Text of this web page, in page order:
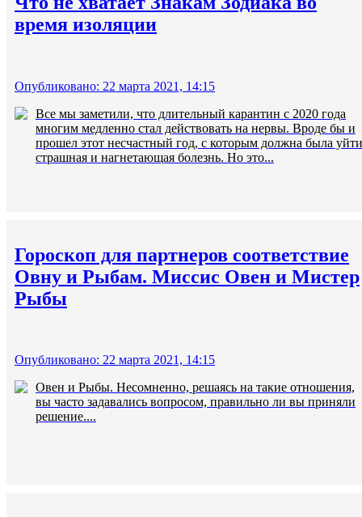
время изоляции
Опубликовано: 22 марта 2021, 14:15
Все мы заметили, что длительный карантин с 2020 года
многим медленно стал действовать на нервы. Вроде бы и
прошел этот несчастный год, с которым должна была уйти
страшная и нагнетающая болезнь. Но это...
Гороскоп для партнеров соответствие
Овну и Рыбам. Миссис Овен и Мистер
Рыбы
Опубликовано: 22 марта 2021, 14:15
Овен и Рыбы. Несомненно, решаясь на такие отношения,
вы часто задавались вопросом, правильно ли вы приняли
решение....